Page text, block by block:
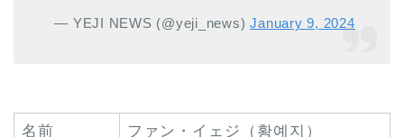
— YEJI NEWS (@yeji_news)January 9, 2024
名前 ファン・イェジ（황예지）